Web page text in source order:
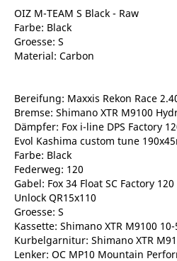
OIZ M-TEAM S Black - Raw
Farbe: Black
Groesse: S
Material: Carbon
Bereifung: Maxxis Rekon Race
Bremse: Shimano XTR M9100
Dämpfer: Fox i-line DPS Factory
Evol Kashima custom tune
Farbe: Black
Federweg: 120
Gabel: Fox 34 Float SC Factory
Unlock QR15x110
Groesse: S
Kassette: Shimano XTR M9100
Kurbelgarnitur: Shimano XTR
Lenker: OC MP10 Mountain